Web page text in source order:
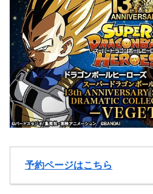
予約ページはこちら